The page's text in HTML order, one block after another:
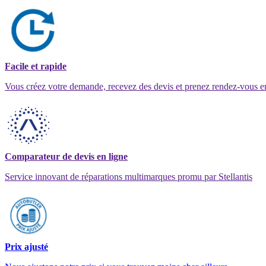
Facile et rapide
Vous créez votre demande, recevez des devis et prenez rendez-vous
Comparateur de devis en ligne
Service innovant de réparations multimarques promu par Stellantis
Prix ajusté